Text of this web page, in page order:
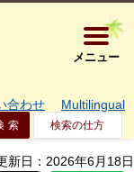
大阪府箕
メニュー
合わせ Multilingual
検索の仕方
新日：2026年6月18日